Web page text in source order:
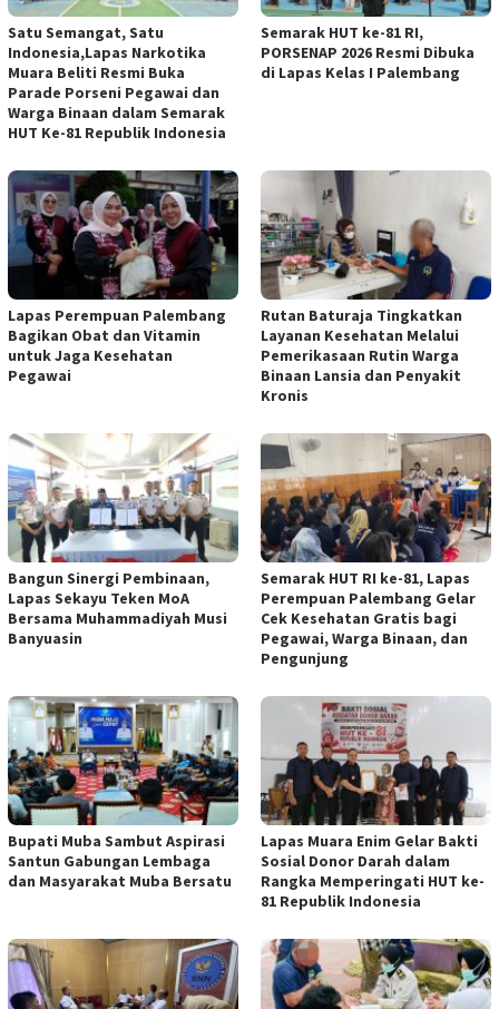
Satu Semangat, Satu
Indonesia,Lapas Narkotika
Muara Beliti Resmi Buka
Parade Porseni Pegawai dan
Warga Binaan dalam Semarak
HUT Ke-81 Republik Indonesia
Semarak HUT ke-81 RI,
PORSENAP 2026 Resmi Dibuka
di Lapas Kelas I Palembang
Lapas Perempuan Palembang
Bagikan Obat dan Vitamin
untuk Jaga Kesehatan
Pegawai
Rutan Baturaja Tingkatkan
Layanan Kesehatan Melalui
Pemerikasaan Rutin Warga
Binaan Lansia dan Penyakit
Kronis
Bangun Sinergi Pembinaan,
Lapas Sekayu Teken MoA
Bersama Muhammadiyah Musi
Banyuasin
Semarak HUT RI ke-81, Lapas
Perempuan Palembang Gelar
Cek Kesehatan Gratis bagi
Pegawai, Warga Binaan, dan
Pengunjung
Bupati Muba Sambut Aspirasi
Santun Gabungan Lembaga
dan Masyarakat Muba Bersatu
Lapas Muara Enim Gelar Bakti
Sosial Donor Darah dalam
Rangka Memperingati HUT ke-
81 Republik Indonesia